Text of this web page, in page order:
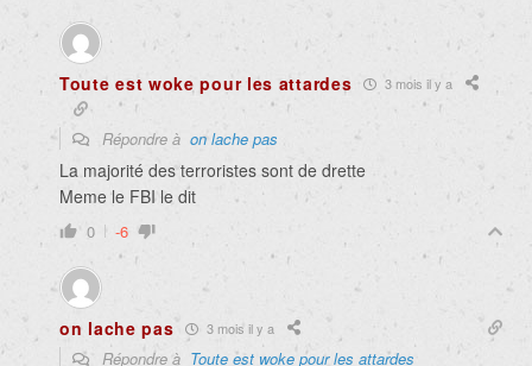
Toute est woke pour les attardes 3 mois il y a
Répondre à on lache pas
La majorité des terroristes sont de drette
Meme le FBI le dit
0 -6
on lache pas 3 mois il y a
Répondre à Toute est woke pour les attardes